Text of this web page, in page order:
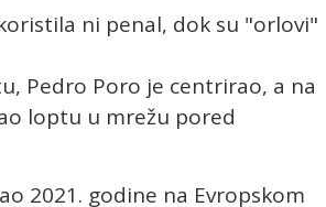
ni penal, dok su "orlovi"
Pedro Poro je centrirao, a na
loptu u mrežu pored
2021. godine na Evropskom